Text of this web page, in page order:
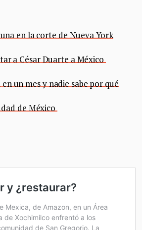
en la corte de Nueva York
a César Duarte a México
un mes y nadie sabe por qué
de México